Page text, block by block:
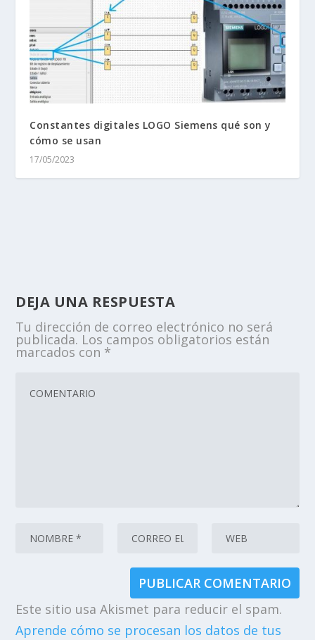
Constantes digitales LOGO Siemens qué son y
cómo se usan
17/05/2023
DEJA UNA RESPUESTA
Tu dirección de correo electrónico no será
publicada. Los campos obligatorios están
marcados con *
Este sitio usa Akismet para reducir el spam.
Aprende cómo se procesan los datos de tus